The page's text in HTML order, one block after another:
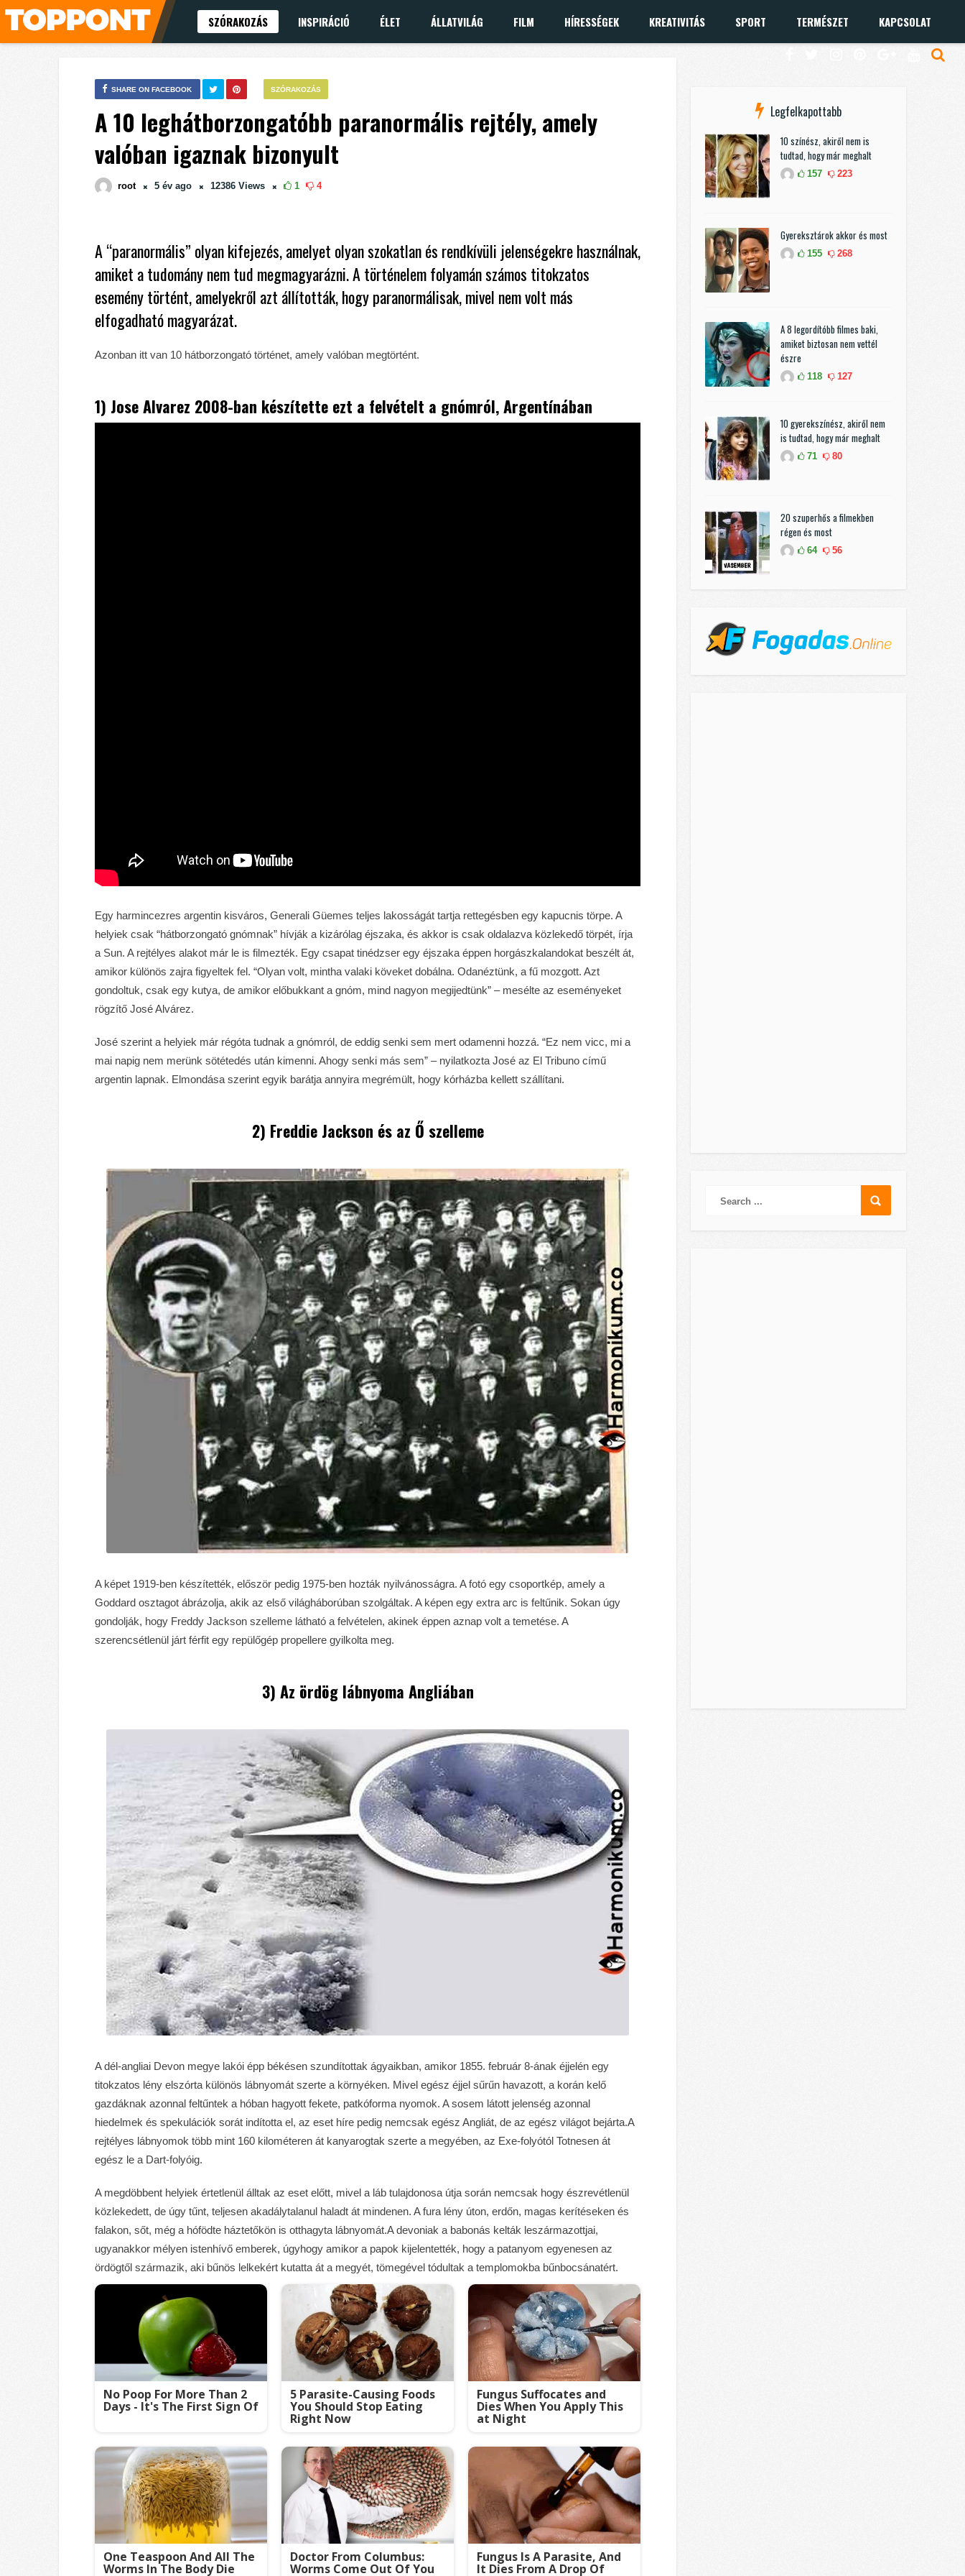
SZÓRAKOZÁS INSPIRÁCIÓ ÉLET ÁLLATVILÁG FILM HÍRESSÉGEK KREATIVITÁS SPORT TERMÉSZET KAPCSOLAT
SZÓRAKOZÁS
SHARE ON FACEBOOK
A 10 leghátborzongatóbb paranormális rejtély, amely
valóban igaznak bizonyult
root 5 év ago 12386 Views 1 4
A “paranormális” olyan kifejezés, amelyet olyan szokatlan és rendkívüli jelenségekre használnak,
amiket a tudomány nem tud megmagyarázni. A történelem folyamán számos titokzatos
esemény történt, amelyekről azt állították, hogy paranormálisak, mivel nem volt más
elfogadható magyarázat.
Azonban itt van 10 hátborzongató történet, amely valóban megtörtént.
1) Jose Alvarez 2008-ban készítette ezt a felvételt a gnómról, Argentínában
Egy harmincezres argentin kisváros, Generali Güemes teljes lakosságát tartja rettegésben egy kapucnis törpe. A
helyiek csak “hátborzongató gnómnak” hívják a kizárólag éjszaka, és akkor is csak oldalazva közlekedő törpét, írja
a Sun. A rejtélyes alakot már le is filmezték. Egy csapat tinédzser egy éjszaka éppen horgászkalandokat beszélt át,
amikor különös zajra figyeltek fel. “Olyan volt, mintha valaki köveket dobálna. Odanéztünk, a fű mozgott. Azt
gondoltuk, csak egy kutya, de amikor előbukkant a gnóm, mind nagyon megijedtünk” – mesélte az eseményeket
rögzítő José Alvárez.
José szerint a helyiek már régóta tudnak a gnómról, de eddig senki sem mert odamenni hozzá. “Ez nem vicc, mi a
mai napig nem merünk sötétedés után kimenni. Ahogy senki más sem” – nyilatkozta José az El Tribuno című
argentin lapnak. Elmondása szerint egyik barátja annyira megrémült, hogy kórházba kellett szállítani.
2) Freddie Jackson és az Ő szelleme
A képet 1919-ben készítették, először pedig 1975-ben hozták nyilvánosságra. A fotó egy csoportkép, amely a
Goddard osztagot ábrázolja, akik az első világháborúban szolgáltak. A képen egy extra arc is feltűnik. Sokan úgy
gondolják, hogy Freddy Jackson szelleme látható a felvételen, akinek éppen aznap volt a temetése. A
szerencsétlenül járt férfit egy repülőgép propellere gyilkolta meg.
3) Az ördög lábnyoma Angliában
A dél-angliai Devon megye lakói épp békésen szundítottak ágyaikban, amikor 1855. február 8-ának éjjelén egy
titokzatos lény elszórta különös lábnyomát szerte a környéken. Mivel egész éjjel sűrűn havazott, a korán kelő
gazdáknak azonnal feltűntek a hóban hagyott fekete, patkóforma nyomok. A sosem látott jelenség azonnal
hiedelmek és spekulációk sorát indította el, az eset híre pedig nemcsak egész Angliát, de az egész világot bejárta.A
rejtélyes lábnyomok több mint 160 kilométeren át kanyarogtak szerte a megyében, az Exe-folyótól Totnesen át
egész le a Dart-folyóig.
A megdöbbent helyiek értetlenül álltak az eset előtt, mivel a láb tulajdonosa útja során nemcsak hogy észrevétlenül
közlekedett, de úgy tűnt, teljesen akadálytalanul haladt át mindenen. A fura lény úton, erdőn, magas kerítéseken és
falakon, sőt, még a hófödte háztetőkön is otthagyta lábnyomát.A devoniak a babonás kelták leszármazottjai,
ugyanakkor mélyen istenhívő emberek, úgyhogy amikor a papok kijelentették, hogy a patanyom egyenesen az
ördögtől származik, aki bűnös lelkekért kutatta át a megyét, tömegével tódultak a templomokba bűnbocsánatért.
No Poop For More Than 2
Days - It's The First Sign Of
5 Parasite-Causing Foods
You Should Stop Eating
Right Now
Fungus Suffocates and
Dies When You Apply This
at Night
One Teaspoon And All The
Worms In The Body Die
Doctor From Columbus:
Worms Come Out Of You
Fungus Is A Parasite, And
It Dies From A Drop Of
Legfelkapottabb
10 színész, akiről nem is
tudtad, hogy már meghalt
157 223
Gyereksztárok akkor és most
155 268
A 8 legordítóbb filmes baki,
amiket biztosan nem vettél
észre
118 127
10 gyerekszínész, akiről nem
is tudtad, hogy már meghalt
71 80
20 szuperhős a filmekben
régen és most
64 56